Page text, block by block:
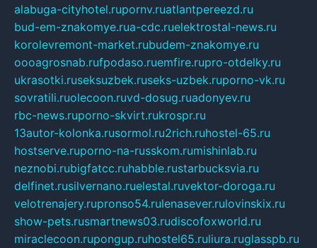
alabuga-cityhotel.rupornv.ruatlantpereezd.ru
bud-em-znakomye.rua-cdc.ruelektrostal-news.ru
korolevremont-market.rubudem-znakomye.ru
oooagrosnab.rufpodaso.ruemfire.rupro-otdelky.ru
ukrasotki.ruseksuzbek.ruseks-uzbek.ruporno-vk.ru
sovratili.ruolecoon.ruvd-dosug.ruadonyev.ru
rbc-news.ruporno-skvirt.rukrospr.ru
13autor-kolonka.rusormol.ru2rich.ruhostel-65.ru
hostserve.ruporno-na-russkom.rumishinlab.ru
neznobi.rubigfatcc.ruhabble.rustarbucksvia.ru
delfinet.rusilvernano.ruelestal.ruvektor-doroga.ru
velotrenajery.rupronso54.rulenasever.rulovinskix.ru
show-pets.rusmartnews03.rudiscofoxworld.ru
miraclecoon.rupongup.ruhostel65.ruliura.ruglasspb.ru